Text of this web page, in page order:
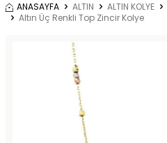
ANASAYFA ALTIN ALTIN KOLYE
Altın Üç Renkli Top Zincir Kolye